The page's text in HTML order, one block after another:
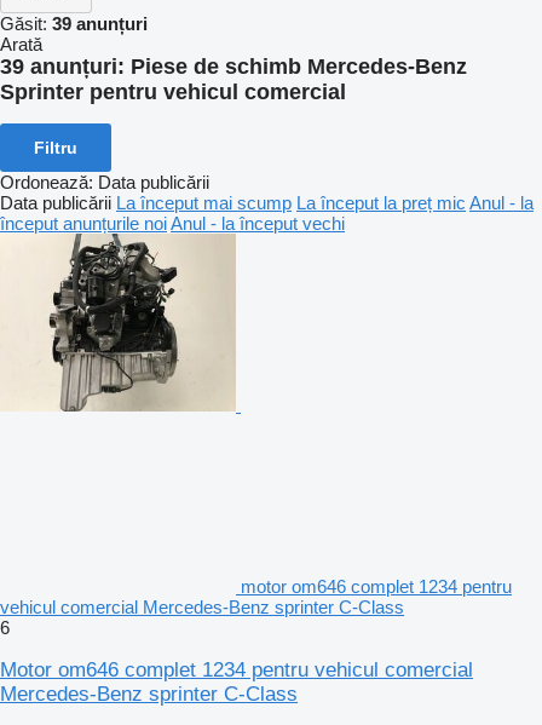
Găsit: 39 anunțuri
Arată
39 anunțuri: Piese de schimb Mercedes-Benz
Sprinter pentru vehicul comercial
Filtru
Ordonează: Data publicării
Data publicării La început mai scump La început la preț mic Anul - la
început anunțurile noiAnul - la început vechi
motor om646 complet 1234 pentru
vehicul comercial Mercedes-Benz sprinter C-Class
6
Motor om646 complet 1234 pentru vehicul comercial
Mercedes-Benz sprinter C-Class